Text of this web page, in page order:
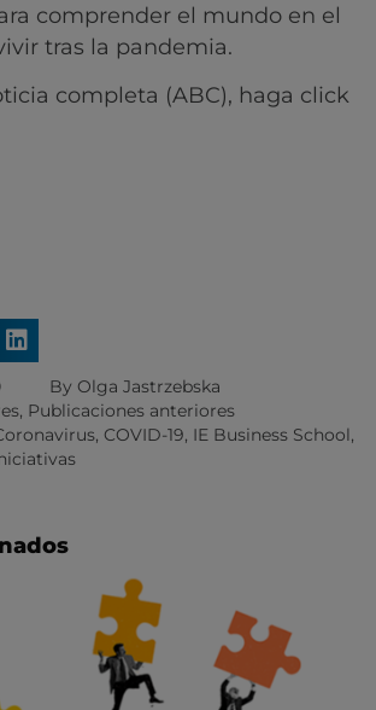
comprender el mundo en el
tras la pandemia.
completa (ABC), haga click
By Olga Jastrzebska
, Publicaciones anteriores
, COVID-19, IE Business School,